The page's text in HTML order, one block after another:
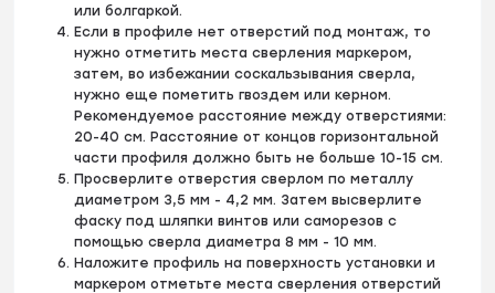
или болгаркой.
Если в профиле нет отверстий под монтаж, то
нужно отметить места сверления маркером,
затем, во избежании соскальзывания сверла,
нужно еще пометить гвоздем или керном.
Рекомендуемое расстояние между отверстиями:
20-40 см. Расстояние от концов горизонтальной
части профиля должно быть не больше 10-15 см.
Просверлите отверстия сверлом по металлу
диаметром 3,5 мм - 4,2 мм. Затем высверлите
фаску под шляпки винтов или саморезов с
помощью сверла диаметра 8 мм - 10 мм.
Наложите профиль на поверхность установки и
маркером отметьте места сверления отверстий